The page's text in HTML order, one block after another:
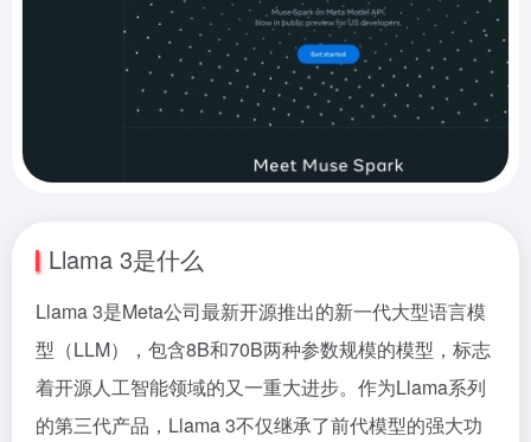
Llama 3是什么
Llama 3是Meta公司最新开源推出的新一代大型语言模
型（LLM），包含8B和70B两种参数规模的模型，标志
着开源人工智能领域的又一重大进步。作为Llama系列
的第三代产品，Llama 3不仅继承了前代模型的强大功